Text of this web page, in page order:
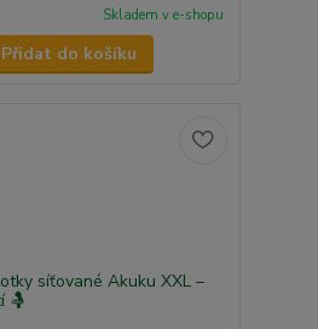
Skladem v e-shopu
Přidat do košíku